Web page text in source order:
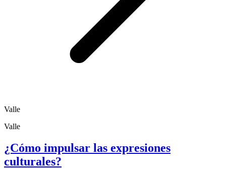
Valle
Valle
¿Cómo impulsar las expresiones
culturales?